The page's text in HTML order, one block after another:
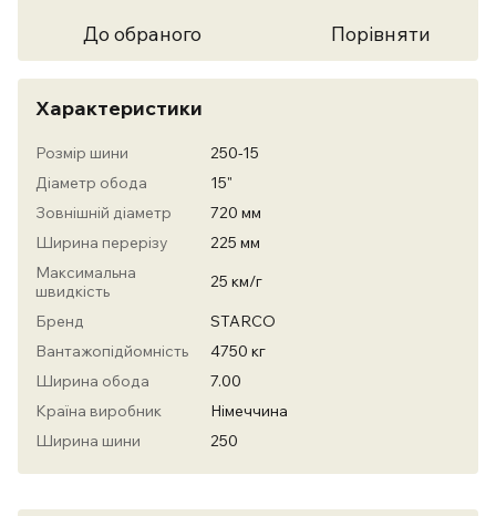
До обраного Порівняти
Характеристики
Розмір шини
250-15
Діаметр обода
15"
Зовнішній діаметр
720 мм
Ширина перерізу
225 мм
Максимальна
швидкість
25 км/г
Бренд
STARCO
Вантажопідйомність
4750 кг
Ширина обода
7.00
Країна виробник
Німеччина
Ширина шини
250